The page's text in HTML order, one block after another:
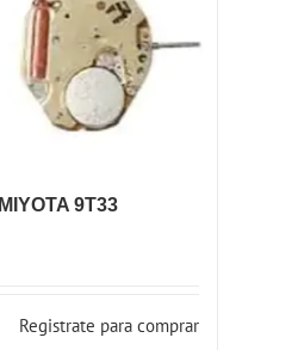
MIYOTA 9T33
Registrate para comprar